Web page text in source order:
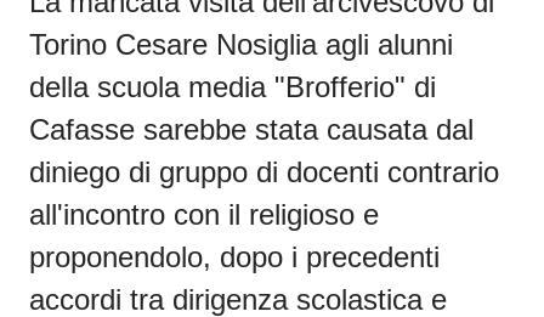
Torino Cesare Nosiglia agli alunni
della scuola media "Brofferio" di
Cafasse sarebbe stata causata dal
diniego di gruppo di docenti contrario
all'incontro con il religioso e
proponendolo, dopo i precedenti
accordi tra dirigenza scolastica e